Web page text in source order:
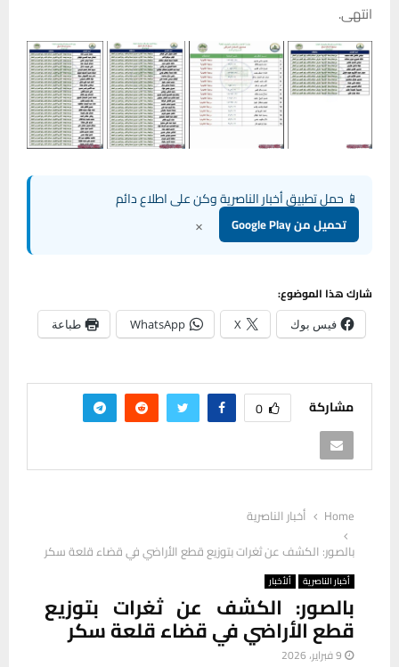
انتهى.
📱 حمل تطبيق أخبار الناصرية وكن على اطلاع دائم
تحميل من Google Play ×
شارك هذا الموضوع:
فيس بوك X
WhatsApp طباعة
مشاركة 0
Home
أخبار الناصرية
بالصور: الكشف عن ثغرات بتوزيع قطع الأراضي في قضاء قلعة سكر
أخبار الناصرية ألأخبار
بالصور: الكشف عن ثغرات بتوزيع
قطع الأراضي في قضاء قلعة سكر
9 فبراير، 2026